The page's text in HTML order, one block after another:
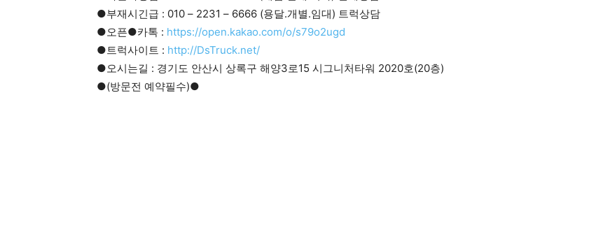
●부재시긴급 : 010 – 2231 – 6666 (용달.개별.임대) 트럭상담
●오픈●카톡 : https://open.kakao.com/o/s79o2ugd
●트럭사이트 : http://DsTruck.net/
●오시는길 : 경기도 안산시 상록구 해양3로15 시그니처타워 2020호(20층)
●(방문전 예약필수)●